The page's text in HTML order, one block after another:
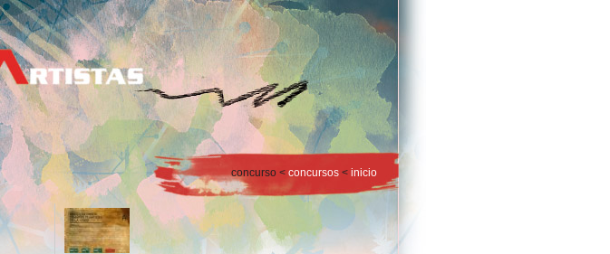
concurso < concursos< inicio